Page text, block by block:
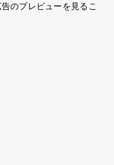
告のプレビューを見るこ